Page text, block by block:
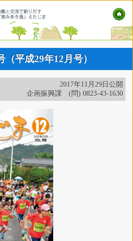
平成29年12月号）
2017年11月29日公開
企画振興課 (問) 0823-43-1630